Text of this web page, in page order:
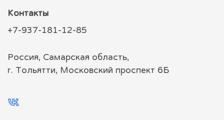
Контакты
+7-937-181-12-85
Россия, Самарская область,
г. Тольятти, Московский проспект 6Б